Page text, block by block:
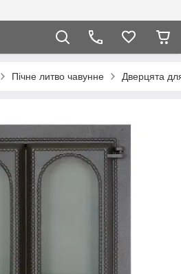
Пічне литво чавунне Дверцята